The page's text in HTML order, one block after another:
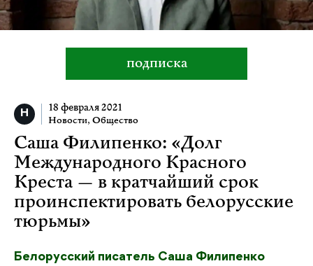
подписка
18 февраля 2021
Новости, Общество
Саша Филипенко: «Долг
Международного Красного
Креста — в кратчайший срок
проинспектировать белорусские
тюрьмы»
Белорусский писатель Саша Филипенко